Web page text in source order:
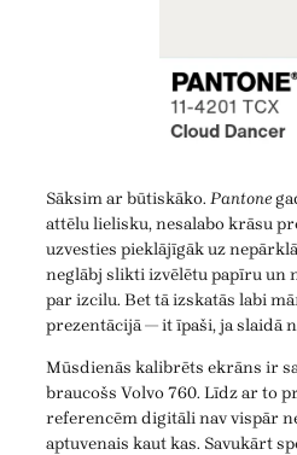
Sāksim ar būtiskāko. Pantone
attēlu lielisku, nesalabo krāsu
uzvesties pieklājīgāk uz
neglābj slikti izvēlētu papīru un
par izcilu. Bet tā izskatās labi
prezentācijā — it īpaši, ja slaidā
Mūsdienās kalibrēts ekrāns ir
braucošs Volvo 760. Līdz ar to
referencēm digitāli nav vispār
aptuvenais kaut kas. Savukārt